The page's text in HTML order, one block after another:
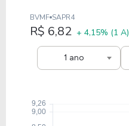
1 ano
BVMF SAPR4
R$ 6,82 + 4,15% (1 A)